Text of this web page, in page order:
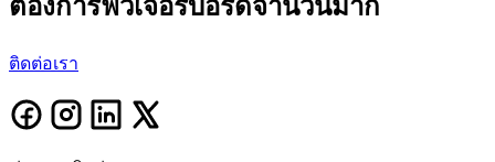
ต้องการฟิวเจอร์บอร์ดจำนวนมาก
ติดต่อเรา